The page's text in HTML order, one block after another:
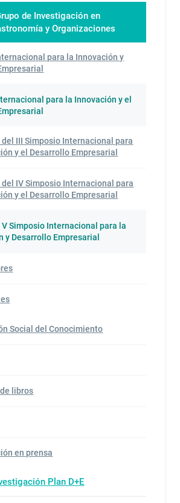
de Investigación en
y Organizaciones
para la Innovación y
para la Innovación y el
III Simposio Internacional para
y el Desarrollo Empresarial
IV Simposio Internacional para
y el Desarrollo Empresarial
Simposio Internacional para la
y Desarrollo Empresarial
Social del Conocimiento
libros
en prensa
Plan D+E